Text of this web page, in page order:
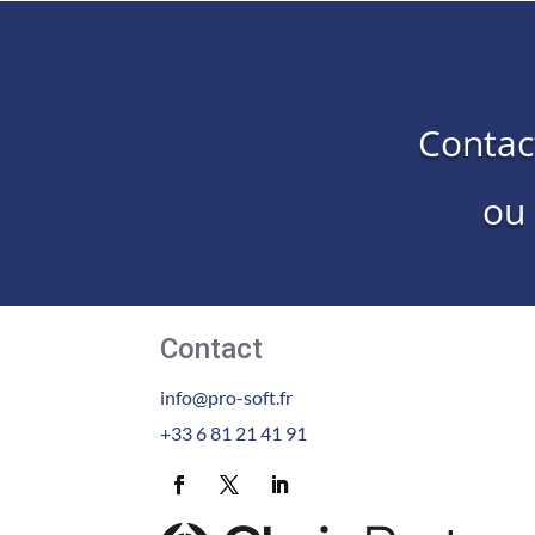
Contact
info@pro-soft.fr
+33 6 81 21 41 91